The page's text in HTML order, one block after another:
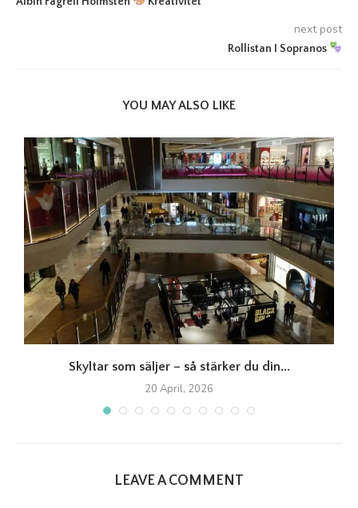
next post
Rollistan I Sopranos
YOU MAY ALSO LIKE
Skyltar som säljer – så stärker du din...
20 April, 2026
LEAVE A COMMENT